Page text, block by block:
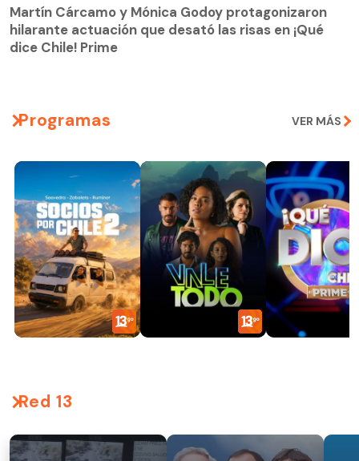
hilarante actuación que desató las risas en ¡Qué
dice Chile! Prime
Martín Cárcamo y Mónica Godoy protagonizaron
hilarante actuación que desató las risas en ¡Qué
dice Chile! Prime
Programas VER MÁS
Red 13